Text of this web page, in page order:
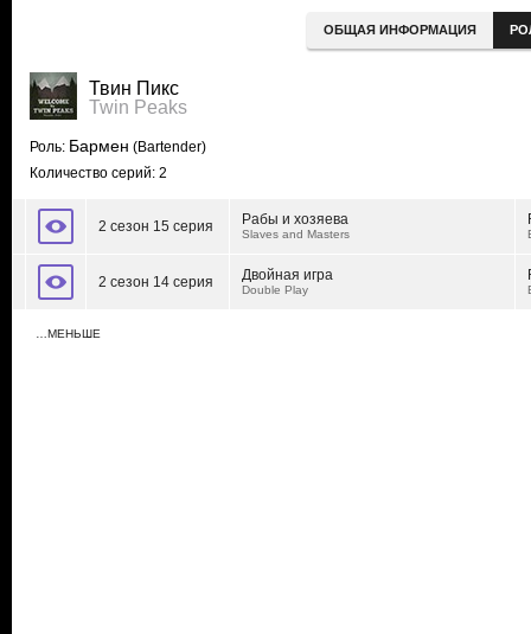
ОБЩАЯ ИНФОРМАЦИЯ
Твин Пикс
Twin Peaks
Роль: Бармен (Bartender)
Количество серий: 2
2 сезон 15 серия Рабы и хозяева
Slaves and Masters
2 сезон 14 серия Двойная игра
Double Play
…МЕНЬШЕ